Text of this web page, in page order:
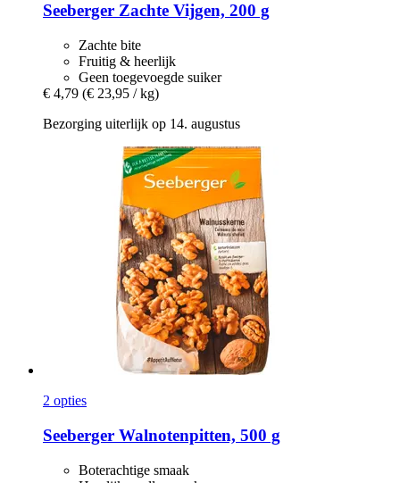
Seeberger Zachte Vijgen, 200 g
Zachte bite
Fruitig & heerlijk
Geen toegevoegde suiker
€ 4,79 (€ 23,95 / kg)
Bezorging uiterlijk op 14. augustus
2 opties
Seeberger Walnotenpitten, 500 g
Boterachtige smaak